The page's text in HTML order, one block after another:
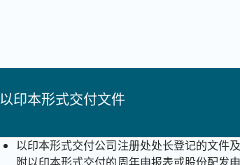
以印本形式交付文件
以印本形式交付公司注册处处长登记的文件